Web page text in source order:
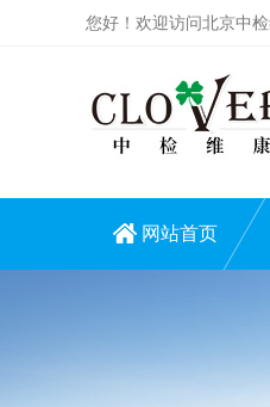
您好！欢迎访问北京中
网站首页